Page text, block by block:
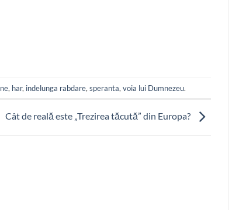
, har, indelunga rabdare,speranta,voia lui Dumnezeu.
Cât de reală este „Trezirea tăcută” din Europa?